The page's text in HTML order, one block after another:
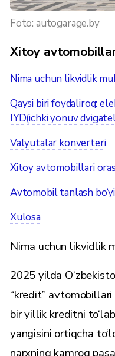
Foto: autogarage.by
Xitoy
Nima uchun likvidlik
Qaysi biri foydaliroq:
IYD(ichki yonuv
Valyutalar konverteri
Xitoy avtomobillari
Avtomobil tanlash
Xulosa
Nima uchun likvidlik
2025 yilda
“kredit”
bir yillik kreditni
yangisini ortiqcha